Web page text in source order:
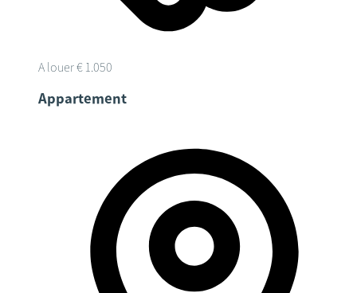
A louer€ 1.050
Appartement